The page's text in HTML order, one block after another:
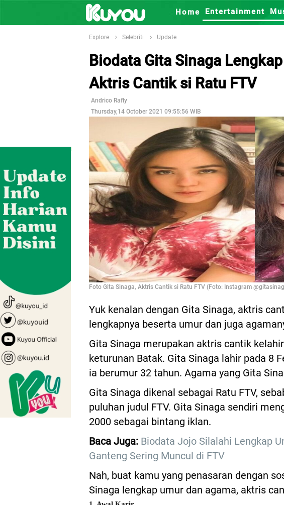
Home Entertainment
Explore Selebriti Update
Biodata Gita Sinaga
Aktris Cantik si Ratu FTV
Andrico Rafly
Thursday,14 October 2021 09:55:56 WIB
Foto Gita Sinaga, Aktris Cantik si Ratu FTV (Foto: Instagram
Yuk kenalan dengan Gita Sinaga, aktris
lengkapnya beserta umur dan juga
Gita Sinaga merupakan aktris cantik
keturunan Batak. Gita Sinaga lahir pada 8
ia berumur 32 tahun. Agama yang Gita
Gita Sinaga dikenal sebagai Ratu FTV,
puluhan judul FTV. Gita Sinaga sendiri
2000 sebagai bintang iklan.
Baca Juga: Biodata Jojo Silalahi Lengkap
Ganteng Sering Muncul di FTV
Nah, buat kamu yang penasaran dengan
Sinaga lengkap umur dan agama, aktris